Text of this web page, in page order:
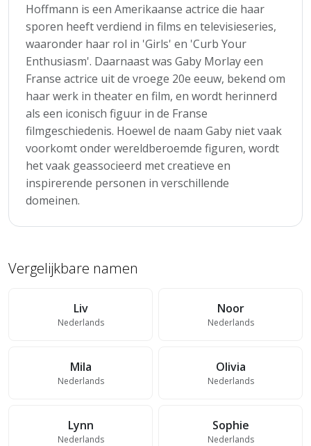
Hoffmann is een Amerikaanse actrice die haar
sporen heeft verdiend in films en televisieseries,
waaronder haar rol in 'Girls' en 'Curb Your
Enthusiasm'. Daarnaast was Gaby Morlay een
Franse actrice uit de vroege 20e eeuw, bekend om
haar werk in theater en film, en wordt herinnerd
als een iconisch figuur in de Franse
filmgeschiedenis. Hoewel de naam Gaby niet vaak
voorkomt onder wereldberoemde figuren, wordt
het vaak geassocieerd met creatieve en
inspirerende personen in verschillende
domeinen.
Vergelijkbare namen
Liv
Nederlands
Noor
Nederlands
Mila
Nederlands
Olivia
Nederlands
Lynn
Nederlands
Sophie
Nederlands